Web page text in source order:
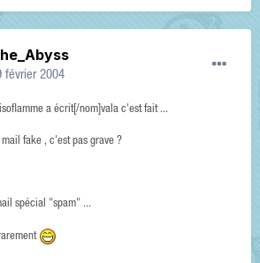
février 2004
a écrit[/nom]vala c'est fait ...
fake , c'est pas grave ?
spécial "spam" ...